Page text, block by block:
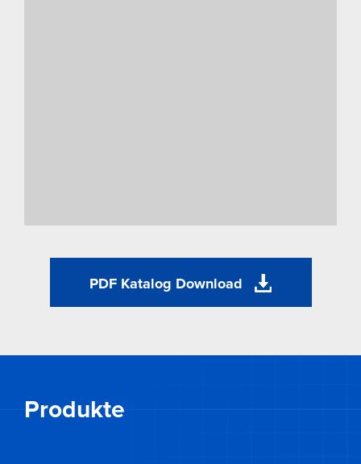
PDF Katalog Download
Produkte